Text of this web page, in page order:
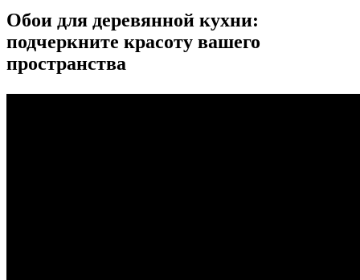
Обои для деревянной кухни:
подчеркните красоту вашего
пространства